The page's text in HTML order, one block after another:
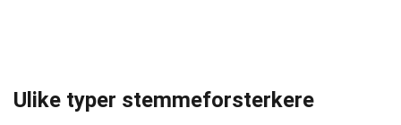
Ulike typer stemmeforsterkere